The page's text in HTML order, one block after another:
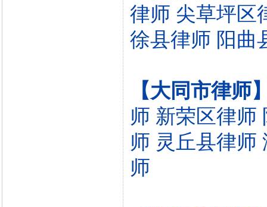
律师 尖草坪区
徐县律师 阳曲
【大同市律师
师 新荣区律师
师 灵丘县律师
师